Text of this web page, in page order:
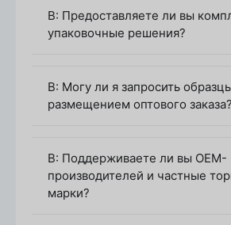
Дизайн и цитата
создать индивидуальные 3D-
основе ваших данных. Будет
материалов и любых
таких как насосы или
Создание образцов
В: Предоставляете ли вы
упаковочные решения?
В: Могу ли я запросить
размещением оптового заказа?
В: Поддерживаете ли вы OEM-
производителей и частные
марки?